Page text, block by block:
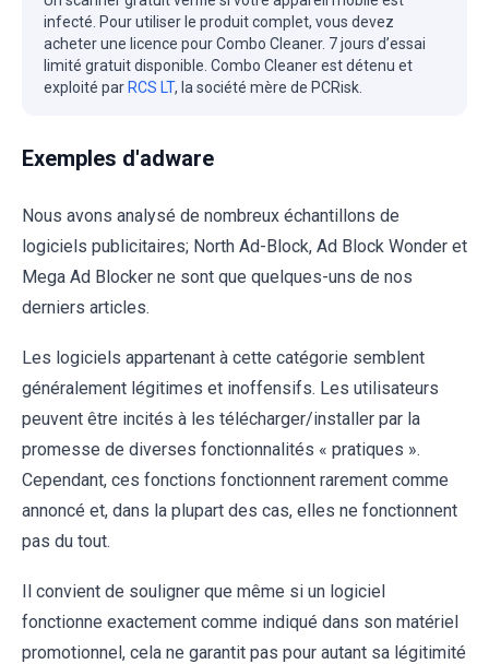
infecté. Pour utiliser le produit complet, vous devez
acheter une licence pour Combo Cleaner. 7 jours d’essai
limité gratuit disponible. Combo Cleaner est détenu et
exploité par RCS LT, la société mère de PCRisk.
Exemples d'adware
Nous avons analysé de nombreux échantillons de
logiciels publicitaires; North Ad-Block, Ad Block Wonder et
Mega Ad Blocker ne sont que quelques-uns de nos
derniers articles.
Les logiciels appartenant à cette catégorie semblent
généralement légitimes et inoffensifs. Les utilisateurs
peuvent être incités à les télécharger/installer par la
promesse de diverses fonctionnalités « pratiques ».
Cependant, ces fonctions fonctionnent rarement comme
annoncé et, dans la plupart des cas, elles ne fonctionnent
pas du tout.
Il convient de souligner que même si un logiciel
fonctionne exactement comme indiqué dans son matériel
promotionnel, cela ne garantit pas pour autant sa légitimité